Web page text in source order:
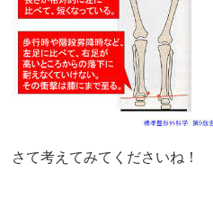
さて考えてみてくださいね！